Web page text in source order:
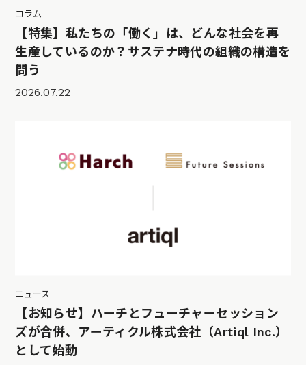
コラム
【特集】私たちの「働く」は、どんな社会を再
生産しているのか？サステナ時代の組織の構造を
問う
2026.07.22
ニュース
【お知らせ】ハーチとフューチャーセッション
ズが合併、アーティクル株式会社（Artiql Inc.）
として始動